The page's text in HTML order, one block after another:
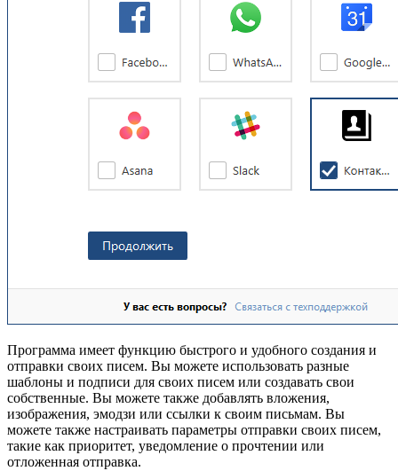
Программа имеет функцию быстрого и удобного создания и
отправки своих писем. Вы можете использовать разные
шаблоны и подписи для своих писем или создавать свои
собственные. Вы можете также добавлять вложения,
изображения, эмодзи или ссылки к своим письмам. Вы
можете также настраивать параметры отправки своих писем,
такие как приоритет, уведомление о прочтении или
отложенная отправка.